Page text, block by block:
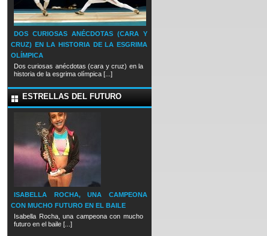
DOS CURIOSAS ANÉCDOTAS (CARA Y
CRUZ) EN LA HISTORIA DE LA ESGRIMA
OLÍMPICA
Dos curiosas anécdotas (cara y cruz) en la
historia de la esgrima olímpica [...]
ESTRELLAS DEL FUTURO
ISABELLA ROCHA, UNA CAMPEONA
CON MUCHO FUTURO EN EL BAILE
Isabella Rocha, una campeona con mucho
futuro en el baile [...]